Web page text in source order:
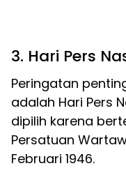
3. Hari Pers
Peringatan
adalah Hari Pers
dipilih karena
Persatuan
Februari 1946.